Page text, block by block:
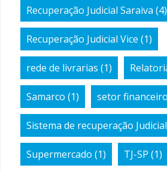
Recuperação Judicial Saraiva (4)
Recuperação Judicial Vice (1)
rede de livrarias (1)
Samarco (1) setor financeiro
Sistema de recuperação Judicial
Supermercado (1) TJ-SP (1)